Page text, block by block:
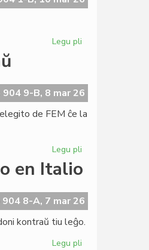
Legu pli
Giorgio
Silfer
prezentotaj
904 9-B, 8 mar 26
de FEM ĉe la
Legu pli
feministinoj
hodiaŭ
en Italio
904 8-A, 7 mar 26
kontraŭ tiu leĝo.
Legu pli